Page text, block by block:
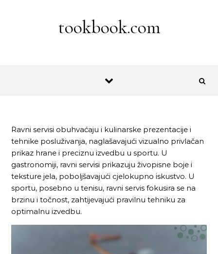
tookbook.com
Ravni servisi obuhvaćaju i kulinarske prezentacije i
tehnike posluživanja, naglašavajući vizualno privlačan
prikaz hrane i preciznu izvedbu u sportu. U
gastronomiji, ravni servisi prikazuju živopisne boje i
teksture jela, poboljšavajući cjelokupno iskustvo. U
sportu, posebno u tenisu, ravni servis fokusira se na
brzinu i točnost, zahtijevajući pravilnu tehniku za
optimalnu izvedbu.